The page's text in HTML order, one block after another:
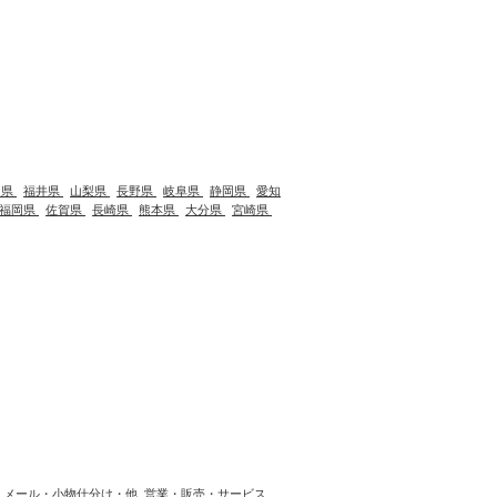
福井県 山梨県 長野県 岐阜県 静岡県
愛知
福岡県
佐賀県 長崎県 熊本県 大分県 宮崎県
メール・小物仕分け・他 営業・販売・サービス